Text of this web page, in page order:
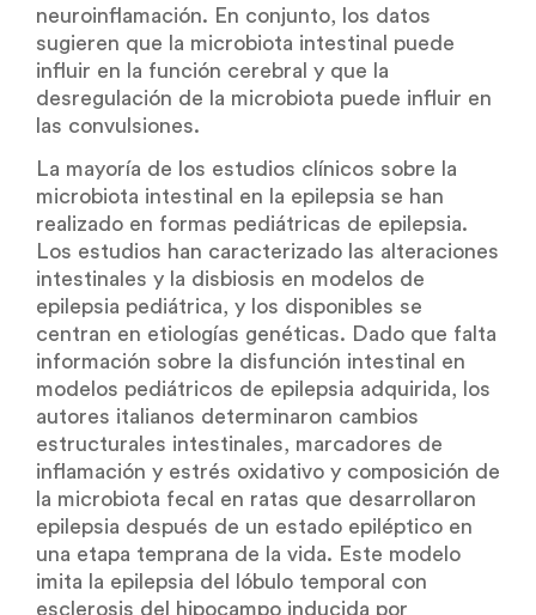
neuroinflamación. En conjunto, los datos
sugieren que la microbiota intestinal puede
influir en la función cerebral y que la
desregulación de la microbiota puede influir en
las convulsiones.
La mayoría de los estudios clínicos sobre la
microbiota intestinal en la epilepsia se han
realizado en formas pediátricas de epilepsia.
Los estudios han caracterizado las alteraciones
intestinales y la disbiosis en modelos de
epilepsia pediátrica, y los disponibles se
centran en etiologías genéticas. Dado que falta
información sobre la disfunción intestinal en
modelos pediátricos de epilepsia adquirida, los
autores italianos determinaron cambios
estructurales intestinales, marcadores de
inflamación y estrés oxidativo y composición de
la microbiota fecal en ratas que desarrollaron
epilepsia después de un estado epiléptico en
una etapa temprana de la vida. Este modelo
imita la epilepsia del lóbulo temporal con
esclerosis del hipocampo inducida por